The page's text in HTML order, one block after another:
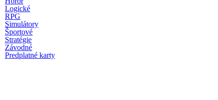
Logické
RPG
Simulátory
Športové
Stratégie
Závodné
Predplatné karty